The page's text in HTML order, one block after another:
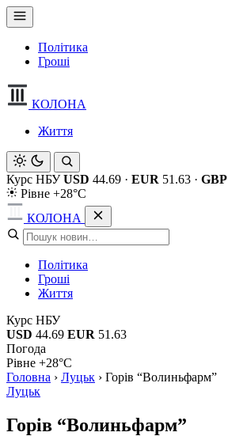
Політика
Гроші
КОЛОНА
Життя
Курс НБУ USD 44.69 · EUR 51.63 · GBP
Рівне +28°C
КОЛОНА
Політика
Гроші
Життя
Курс НБУ
USD 44.69 EUR 51.63
Погода
Рівне +28°C
Головна › Луцьк › Горів “Волиньфарм”
Луцьк
Горів “Волиньфарм”